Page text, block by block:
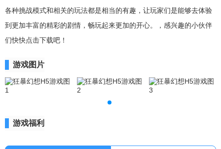
各种挑战模式和相关的玩法都是相当的有趣，让玩家们是能够去体验
到更加丰富的精彩的剧情，畅玩起来更加的开心。，感兴趣的小伙伴
们快快点击下载吧！
游戏图片
游戏福利